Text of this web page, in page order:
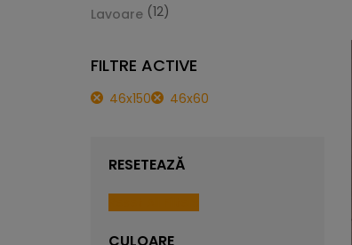
Lavoare (12)
FILTRE ACTIVE
46x150 46x60
RESETEAZĂ